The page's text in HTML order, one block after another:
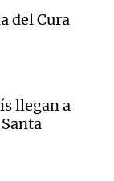
del Cura
llegan a